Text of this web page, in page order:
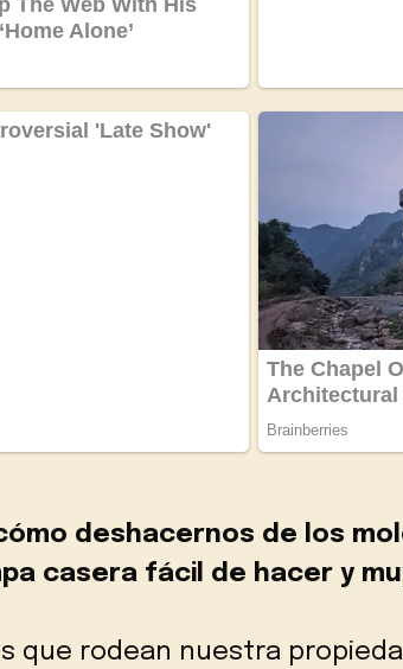
deshacernos de los
casera fácil de hacer y
que rodean nuestra